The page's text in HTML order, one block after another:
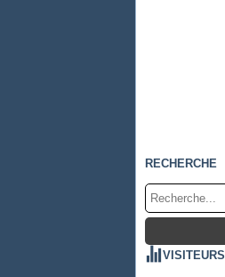
RECHERCHE
VISITEURS